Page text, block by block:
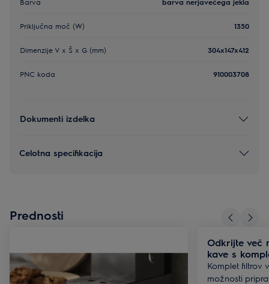
Priključna moč (W) 1350
Dimenzije V x Š x G (mm) 304x147x412
PNC koda 910003708
Dokumenti izdelka
Celotna specifikacija
Prednosti
Odkrijte več
kave s
Komplet filtrov
možnosti